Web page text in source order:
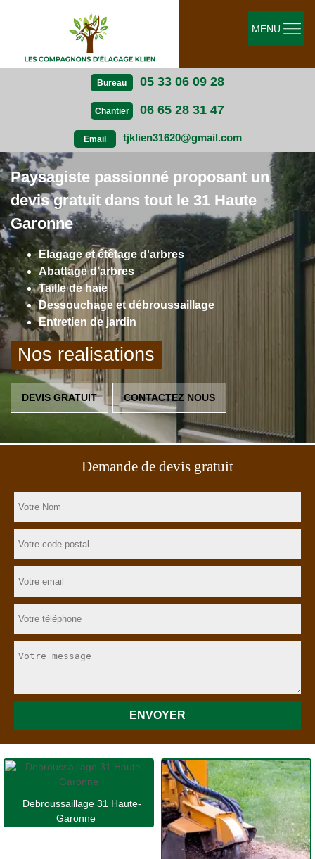
Bureau 05 33 06 09 28
Chantier 06 65 28 31 47
Email tjklien31620@gmail.com
MENU
Paysagiste passionné proposant un
devis gratuit dans tout le 31 Haute
Garonne
Elagage et étêtage d'arbres
Abattage d'arbres
Taille de haie
Dessouchage et débroussaillage
Entretien de jardin
Nos realisations
DEVIS GRATUIT CONTACTEZ NOUS
Demande de devis gratuit
Debroussaillage 31 Haute-
Garonne